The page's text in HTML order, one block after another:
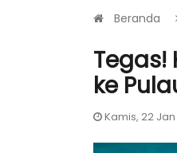
Beranda
Tegas!
ke
Kamis, 22